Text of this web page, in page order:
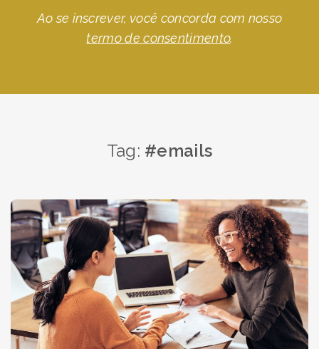
Ao se inscrever, você concorda com nosso
termo de consentimento.
Tag: #emails